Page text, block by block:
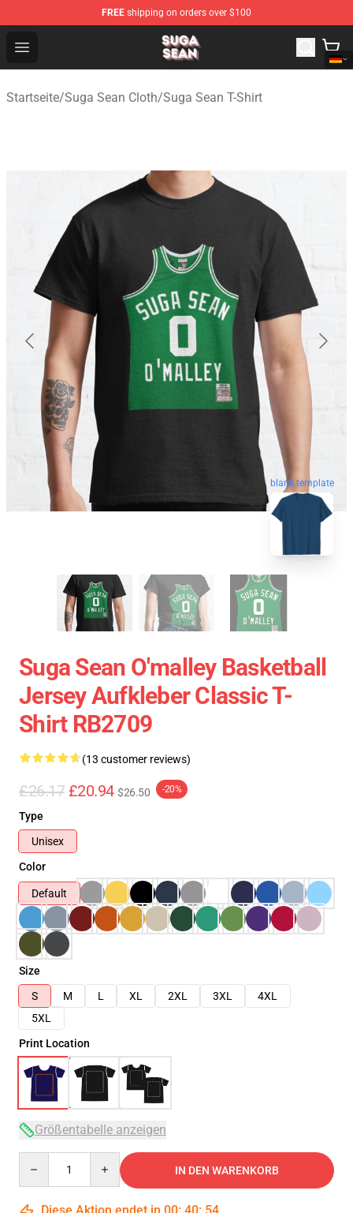
FREE shipping on orders over $100
Open menu
Suga Sean Shop - Official Suga Sean Merchandise Store
Startseite/Suga Sean Cloth/Suga Sean T-Shirt
blank template
Suga Sean O'malley Basketball
Jersey Aufkleber Classic T-
Shirt RB2709
(13 customer reviews)
£26.17 £20.94 $26.50 -20%
Type
Unisex
Color
Default
Size
S
M L XL 2XL 3XL
4XL
5XL
Print Location
Größentabelle anzeigen
IN DEN WARENKORB